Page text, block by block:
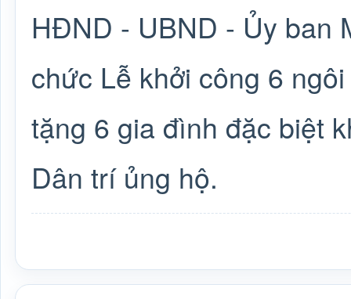
HĐND - UBND - Ủy ban
chức Lễ khởi công 6
tặng 6 gia đình đặc biệt
Dân trí ủng hộ.